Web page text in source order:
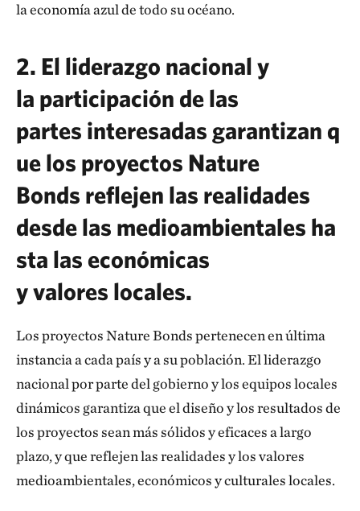
la economía azul de todo su océano.
2. El liderazgo nacional y
la participación de las
partes interesadas garantizan q
ue los proyectos Nature
Bonds reflejen las realidades
desde las medioambientales ha
sta las económicas
y valores locales.
Los proyectos Nature Bonds pertenecen en última
instancia a cada país y a su población. El liderazgo
nacional por parte del gobierno y los equipos locales
dinámicos garantiza que el diseño y los resultados de
los proyectos sean más sólidos y eficaces a largo
plazo, y que reflejen las realidades y los valores
medioambientales, económicos y culturales locales.